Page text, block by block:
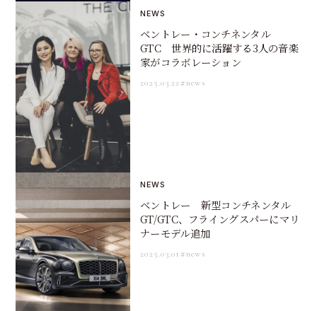
NEWS
ベントレー・コンチネンタル
GTC 世界的に活躍する3人の音楽
家がコラボレーション
2025.03.22#news
NEWS
ベントレー 新型コンチネンタル
GT/GTC、フライングスパーにマリ
ナーモデル追加
2025.03.01 #news